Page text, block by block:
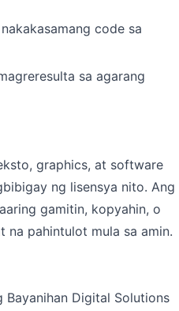
code sa
sa agarang
graphics, at software
ng lisensya nito. Ang
gamitin, kopyahin, o
na pahintulot mula sa amin.
Digital Solutions